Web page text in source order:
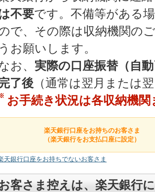
不要です。不備等がある
で、その際は収納機関の
うお願いします。
お、 実際の口座振替（自
了後 （通常は翌月または
お手続き状況は各収納機
楽天銀行口座をお持ちのお客さま
（楽天銀行をお支払口座に設定）
天銀行口座をお持ちでないお客さま
客さま控えは、楽天銀行